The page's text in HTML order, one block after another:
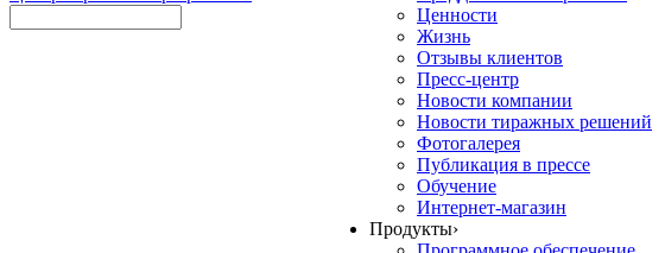
Ценности
Жизнь
Отзывы клиентов
Пресс-центр
Новости компании
Новости тиражных решений
Фотогалерея
Публикация в прессе
Обучение
Интернет-магазин
Продукты›